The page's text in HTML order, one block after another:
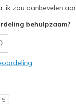
ik zou aanbevelen
behulpzaam?
5